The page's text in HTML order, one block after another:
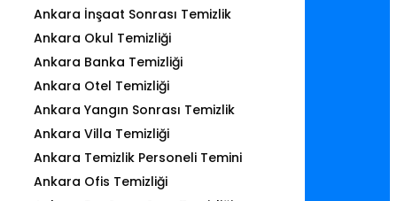
Ankara İnşaat Sonrası Temizlik
Ankara Okul Temizliği
Ankara Banka Temizliği
Ankara Otel Temizliği
Ankara Yangın Sonrası Temizlik
Ankara Villa Temizliği
Ankara Temizlik Personeli Temini
Ankara Ofis Temizliği